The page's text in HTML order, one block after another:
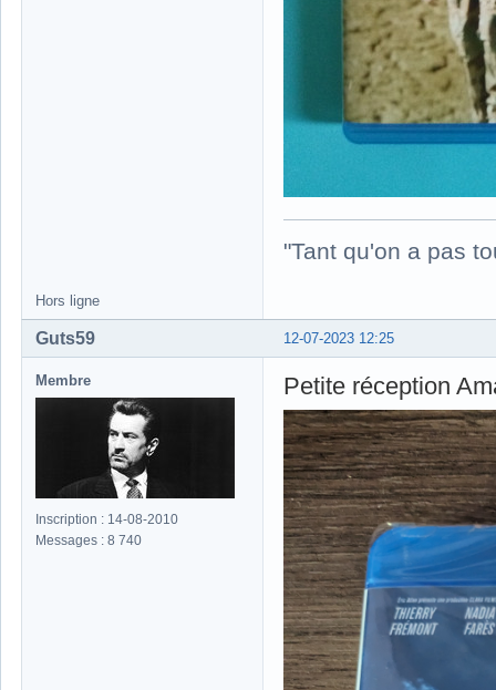
"Tant qu'on a pas
Hors ligne
12-07-2023 12:25
Guts59
Membre
Inscription : 14-08-2010
Messages : 8 740
Petite réception